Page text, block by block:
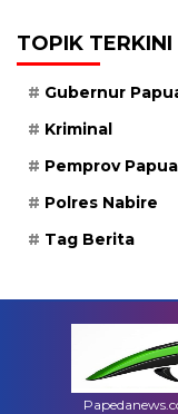
TOPIK TERKINI
Gubernur
Kriminal
Pemprov
Polres Nabire
Tag Berita